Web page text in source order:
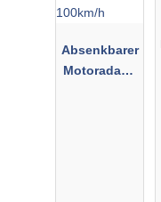
Absenkbarer
Motoradanh